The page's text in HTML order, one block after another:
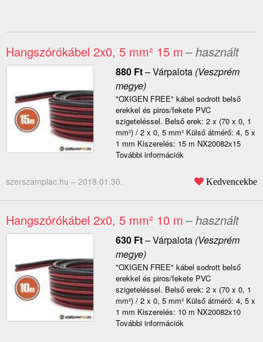
Hangszórókábel 2x0, 5 mm² 15 m– használt
880 Ft–Várpalota(Veszprém
megye)
"OXIGEN FREE" kábel sodrott belső
erekkel és piros/fekete PVC
szigeteléssel. Belső erek: 2 x (70 x 0, 1
mm²) / 2 x 0, 5 mm² Külső átmérő: 4, 5 x
1 mm Kiszerelés: 15 m NX20082x15
További információk
szerszampiac.hu – 2018.01.30. Kedvencekbe
Hangszórókábel 2x0, 5 mm² 10 m– használt
630 Ft–Várpalota(Veszprém
megye)
"OXIGEN FREE" kábel sodrott belső
erekkel és piros/fekete PVC
szigeteléssel. Belső erek: 2 x (70 x 0, 1
mm²) / 2 x 0, 5 mm² Külső átmérő: 4, 5 x
1 mm Kiszerelés: 10 m NX20082x10
További információk